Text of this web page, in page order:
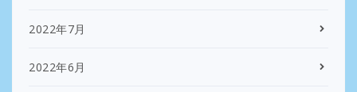
2022年7月
2022年6月